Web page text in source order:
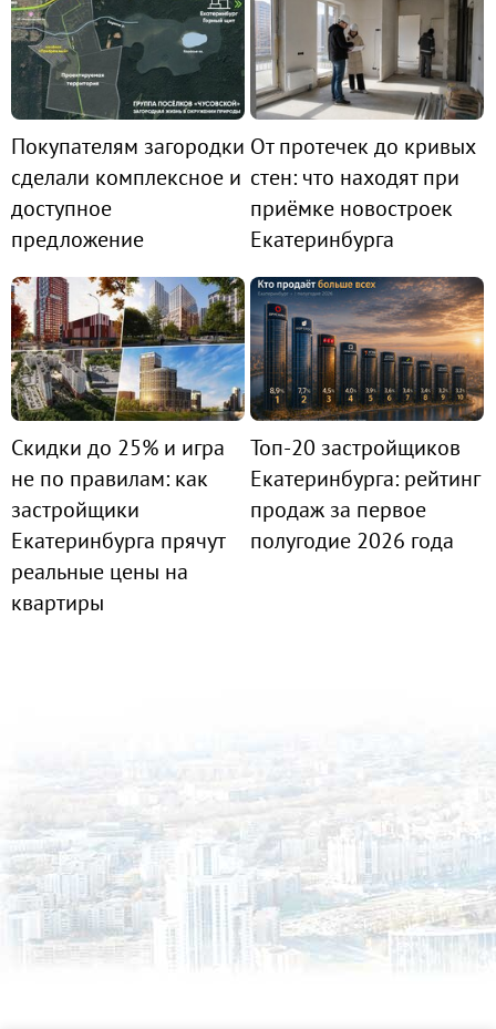
Покупателям загородки
сделали комплексное и
доступное
предложение
От протечек до кривых
стен: что находят при
приёмке новостроек
Екатеринбурга
Скидки до 25% и игра
не по правилам: как
застройщики
Екатеринбурга прячут
реальные цены на
квартиры
Топ-20 застройщиков
Екатеринбурга: рейтинг
продаж за первое
полугодие 2026 года